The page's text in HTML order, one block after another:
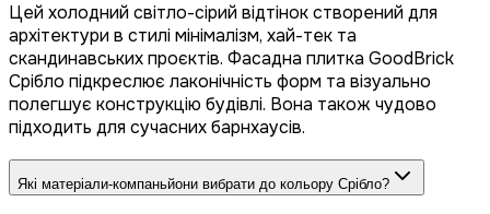
Цей холодний світло-сірий відтінок створений для
архітектури в стилі мінімалізм, хай-тек та
скандинавських проєктів. Фасадна плитка GoodBrick
Срібло підкреслює лаконічність форм та візуально
полегшує конструкцію будівлі. Вона також чудово
підходить для сучасних барнхаусів.
Які матеріали-компаньйони вибрати до кольору Срібло?